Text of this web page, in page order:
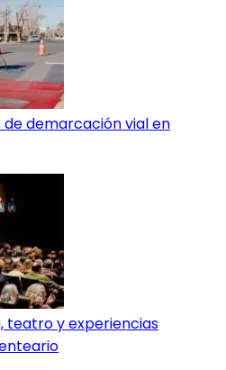
demarcación vial en
teatro y experiencias